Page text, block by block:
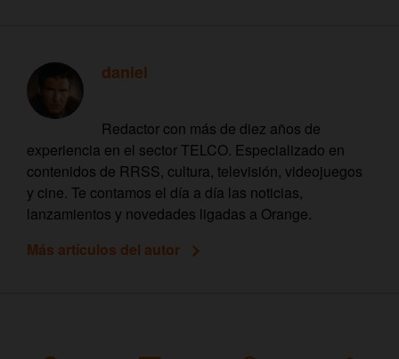
daniel
Redactor con más de diez años de
experiencia en el sector TELCO. Especializado en
contenidos de RRSS, cultura, televisión, videojuegos
y cine. Te contamos el día a día las noticias,
lanzamientos y novedades ligadas a Orange.
Más artículos del autor